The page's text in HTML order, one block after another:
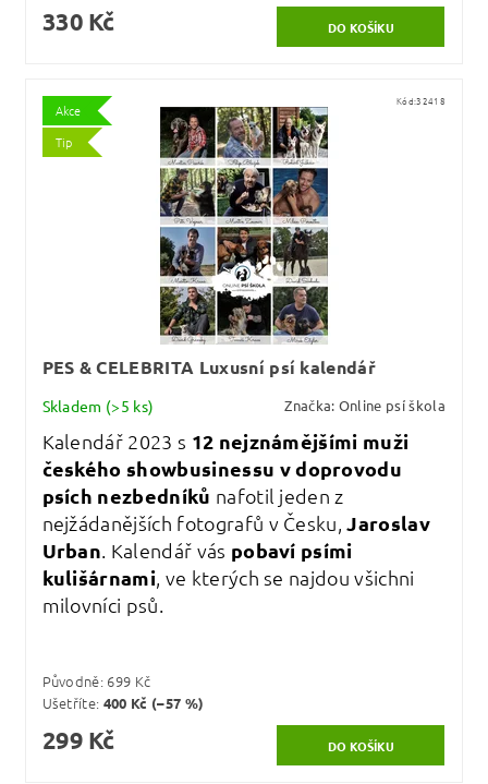
330 Kč
Akce
Tip
Kód:32418
PES & CELEBRITA Luxusní psí kalendář
Skladem (>5 ks) Značka: Online psí škola
Kalendář 2023 s 12 nejznámějšími muži
českého showbusinessu v doprovodu
psích nezbedníků nafotil jeden z
nejžádanějších fotografů v Česku,Jaroslav
Urban. Kalendář vás pobaví psími
kulišárnami, ve kterých se najdou všichni
milovníci psů.
Původně: 699 Kč
Ušetříte: 400 Kč (–57 %)
299 Kč